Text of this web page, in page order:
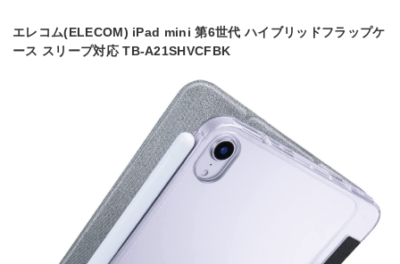
エレコム(ELECOM) iPad mini 第6世代 ハイブリッドフラップケ
ース スリープ対応 TB-A21SHVCFBK